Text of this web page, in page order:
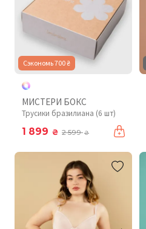
Сэкономь 700 ₴
МИСТЕРИ БОКС
Трусики бразилиана (6 шт)
1 899 ₴ 2 599₴